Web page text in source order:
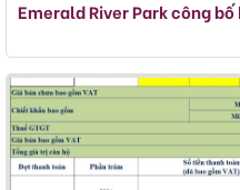
Emerald River Park công